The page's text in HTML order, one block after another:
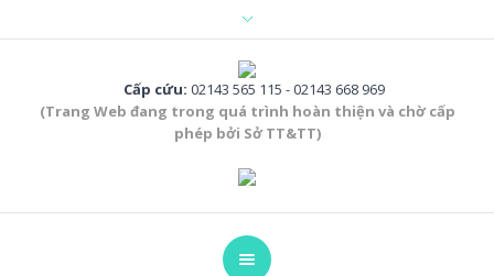
Cấp cứu: 02143 565 115 - 02143 668 969
(Trang Web đang trong quá trình hoàn thiện và chờ cấp
phép bởi Sở TT&TT)